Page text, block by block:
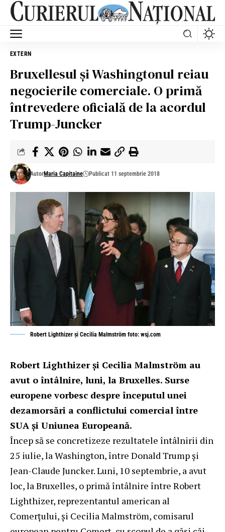
EXTERN
Bruxellesul și Washingtonul reiau
negocierile comerciale. O primă
întrevedere oficială de la acordul
Trump-Juncker
AutorMaria Capitaine Publicat 11 septembrie 2018
Robert Lighthizer și Cecilia Malmström foto: wsj.com
Robert Lighthizer și Cecilia Malmström au
avut o întâlnire, luni, la Bruxelles. Surse
europene vorbesc despre începutul unei
dezamorsări a conflictului comercial între
SUA și Uniunea Europeană.
Încep să se concretizeze rezultatele întâlnirii din
25 iulie, la Washington, între Donald Trump și
Jean-Claude Juncker. Luni, 10 septembrie, a avut
loc, la Bruxelles, o primă întâlnire între Robert
Lighthizer, reprezentantul american al
Comerțului, și Cecilia Malmström, comisarul